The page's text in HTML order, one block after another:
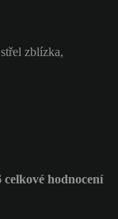
zblízka,
hodnocení